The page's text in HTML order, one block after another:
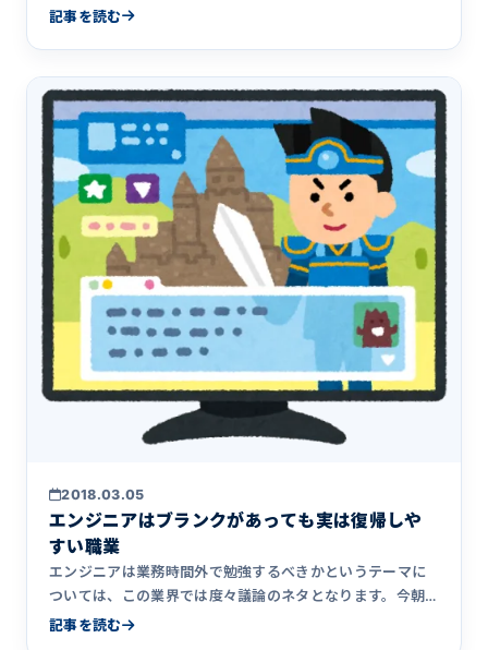
は問わない）募集&hellip;
記事を読む
2018.03.05
エンジニアはブランクがあっても実は復帰しや
すい職業
エンジニアは業務時間外で勉強するべきかというテーマに
ついては、この業界では度々議論のネタとなります。今朝
もそのネタで盛り&hellip;
記事を読む